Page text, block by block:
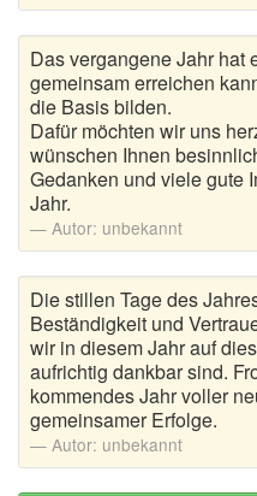
Das vergangene Jahr hat
gemeinsam erreichen
die Basis bilden.
Dafür möchten wir uns
wünschen Ihnen
Gedanken und viele gute
Jahr.
Autor: unbekannt
Die stillen Tage des
Beständigkeit und
wir in diesem Jahr auf
aufrichtig dankbar sind.
kommendes Jahr voller
gemeinsamer Erfolge.
Autor: unbekannt